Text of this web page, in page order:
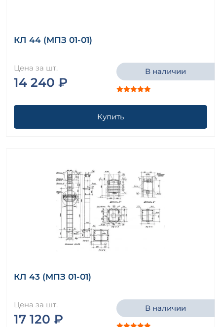
КЛ 44 (МПЗ 01-01)
Цена за шт.
14 240 ₽
В наличии
Купить
КЛ 43 (МПЗ 01-01)
Цена за шт.
17 120 ₽
В наличии